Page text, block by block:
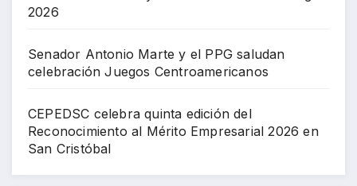
2026
Senador Antonio Marte y el PPG saludan
celebración Juegos Centroamericanos
CEPEDSC celebra quinta edición del
Reconocimiento al Mérito Empresarial 2026 en
San Cristóbal